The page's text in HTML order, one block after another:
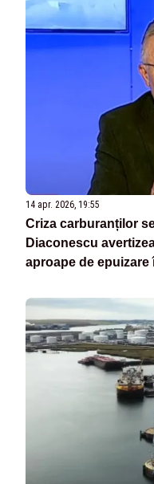
14 apr. 2026, 19:55
Criza carburanților
Diaconescu
aproape de epuizare